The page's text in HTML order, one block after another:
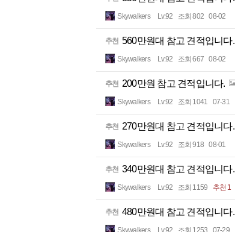
Skywalkers Lv.92 조회 802 08-02
추천 560만원대 참고 견적입니다.
Skywalkers Lv.92 조회 667 08-02
추천 200만원 참고 견적입니다.
Skywalkers Lv.92 조회 1041 07-31
추천 270만원대 참고 견적입니다.
Skywalkers Lv.92 조회 918 08-01
추천 340만원대 참고 견적입니다.
Skywalkers Lv.92 조회 1159 추천 1
추천 480만원대 참고 견적입니다.
Skywalkers Lv.92 조회 1253 07-29